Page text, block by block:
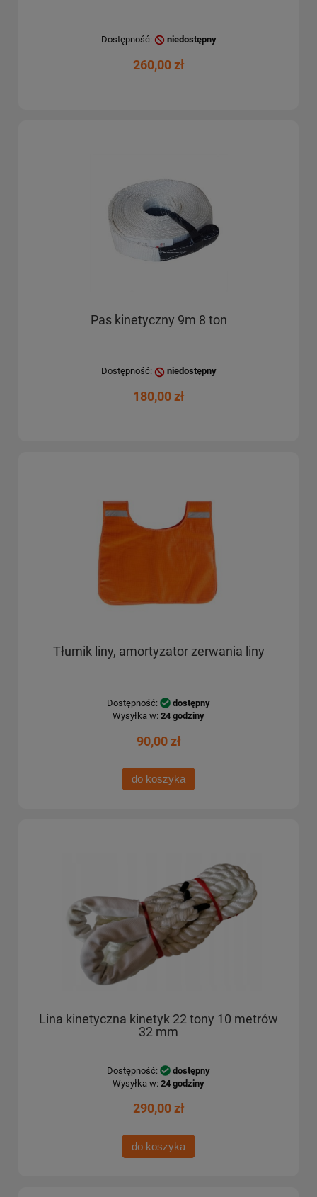
Dostępność: niedostępny
260,00 zł
Pas kinetyczny 9m 8 ton
Dostępność: niedostępny
180,00 zł
Tłumik liny, amortyzator zerwania liny
Dostępność:
dostępny
Wysyłka w: 24 godziny
90,00 zł
do koszyka
Lina kinetyczna kinetyk 22 tony 10 metrów
32 mm
Dostępność:
dostępny
Wysyłka w: 24 godziny
290,00 zł
do koszyka